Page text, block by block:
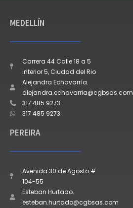
MEDELLÍN
Carrera 44 Calle 18 a 5
interior 5, Ciudad del Rio
Alejandra Echavarría.
alejandra.echavarria@cgbsas.com
317 485 9273
317 485 9273
PEREIRA
Avenida 30 de Agosto #
104-55
Esteban Hurtado.
esteban.hurtado@cgbsas.com